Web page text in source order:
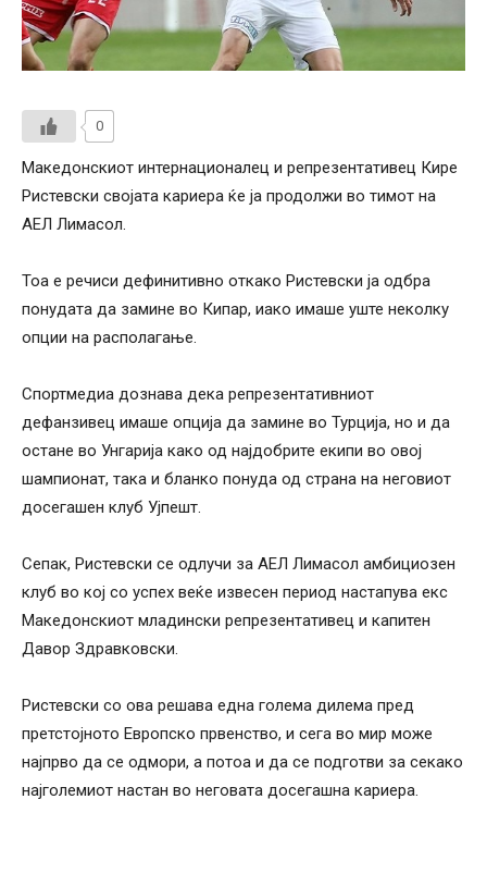
0
Македонскиот интернационалец и репрезентативец Кире
Ристевски својата кариера ќе ја продолжи во тимот на
АЕЛ Лимасол.
Тоа е речиси дефинитивно откако Ристевски ја одбра
понудата да замине во Кипар, иако имаше уште неколку
опции на располагање.
Спортмедиа дознава дека репрезентативниот
дефанзивец имаше опција да замине во Турција, но и да
остане во Унгарија како од најдобрите екипи во овој
шампионат, така и бланко понуда од страна на неговиот
досегашен клуб Ујпешт.
Сепак, Ристевски се одлучи за АЕЛ Лимасол амбициозен
клуб во кој со успех веќе извесен период настапува екс
Македонскиот младински репрезентативец и капитен
Давор Здравковски.
Ристевски со ова решава една голема дилема пред
претстојното Европско првенство, и сега во мир може
најпрво да се одмори, а потоа и да се подготви за секако
најголемиот настан во неговата досегашна кариера.